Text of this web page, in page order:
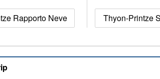
Rapporto Neve Thyon-Printze